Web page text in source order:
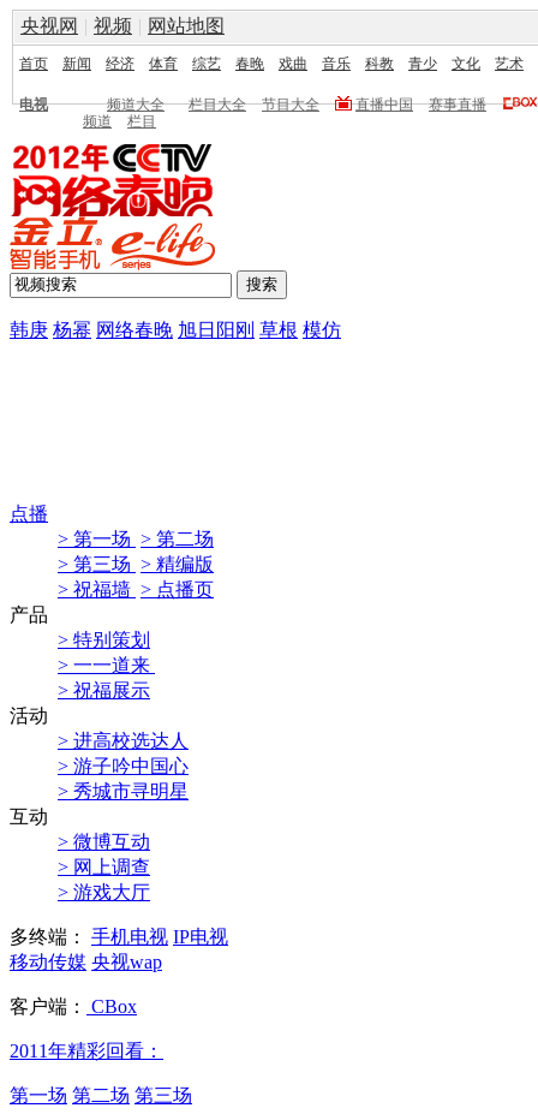
央视网 | 视频 | 网站地图
首页 新闻 经济 体育 综艺 春晚 戏曲 音乐 科教 青少 文化 艺术
电视 频道大全 栏目大全 节目大全 直播中国
赛事直播
频道
栏目
韩庚 杨幂 网络春晚 旭日阳刚 草根 模仿
点播
> 第一场 > 第二场
> 第三场 > 精编版
> 祝福墙 > 点播页
产品
> 特别策划
> 一一道来
> 祝福展示
活动
> 进高校选达人
> 游子吟中国心
> 秀城市寻明星
互动
> 微博互动
> 网上调查
> 游戏大厅
多终端： 手机电视 IP电视
移动传媒 央视wap
客户端： CBox
2011年精彩回看：
第一场 第二场 第三场